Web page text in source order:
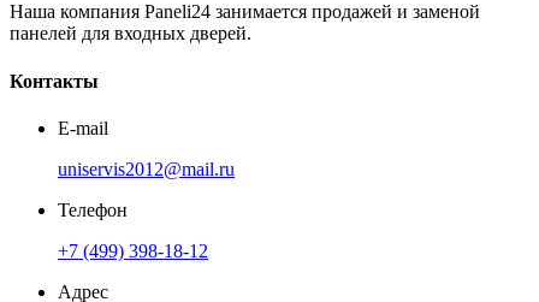
Наша компания Paneli24 занимается продажей и заменой
панелей для входных дверей.
Контакты
E-mail
uniservis2012@mail.ru
Телефон
+7 (499) 398-18-12
Адрес